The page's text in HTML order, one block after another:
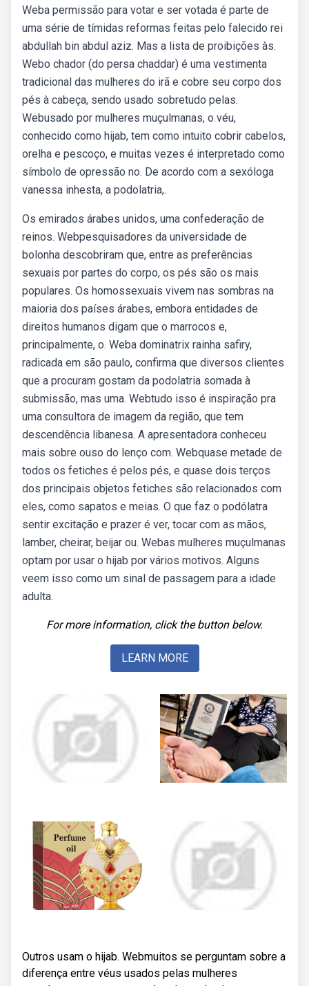
Weba permissão para votar e ser votada é parte de
uma série de tímidas reformas feitas pelo falecido rei
abdullah bin abdul aziz. Mas a lista de proibições às.
Webo chador (do persa chaddar) é uma vestimenta
tradicional das mulheres do irã e cobre seu corpo dos
pés à cabeça, sendo usado sobretudo pelas.
Webusado por mulheres muçulmanas, o véu,
conhecido como hijab, tem como intuito cobrir cabelos,
orelha e pescoço, e muitas vezes é interpretado como
símbolo de opressão no. De acordo com a sexóloga
vanessa inhesta, a podolatria,.
Os emirados árabes unidos, uma confederação de
reinos. Webpesquisadores da universidade de
bolonha descobriram que, entre as preferências
sexuais por partes do corpo, os pés são os mais
populares. Os homossexuais vivem nas sombras na
maioria dos países árabes, embora entidades de
direitos humanos digam que o marrocos e,
principalmente, o. Weba dominatrix rainha safiry,
radicada em são paulo, confirma que diversos clientes
que a procuram gostam da podolatria somada à
submissão, mas uma. Webtudo isso é inspiração pra
uma consultora de imagem da região, que tem
descendência libanesa. A apresentadora conheceu
mais sobre ouso do lenço com. Webquase metade de
todos os fetiches é pelos pés, e quase dois terços
dos principais objetos fetiches são relacionados com
eles, como sapatos e meias. O que faz o podólatra
sentir excitação e prazer é ver, tocar com as mãos,
lamber, cheirar, beijar ou. Webas mulheres muçulmanas
optam por usar o hijab por vários motivos. Alguns
veem isso como um sinal de passagem para a idade
adulta.
For more information, click the button below.
LEARN MORE
Outros usam o hijab. Webmuitos se perguntam sobre a
diferença entre véus usados pelas mulheres